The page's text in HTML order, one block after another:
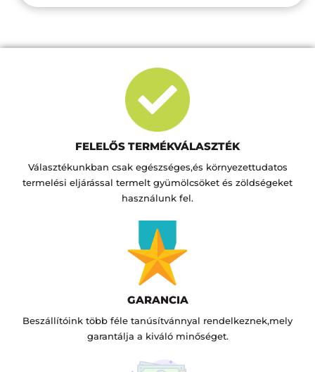
FELELŐS TERMÉKVÁLASZTÉK
Választékunkban csak egészséges,és környezettudatos
termelési eljárással termelt gyümölcsöket és zöldségeket
használunk fel.
GARANCIA
Beszállítóink több féle tanúsítvánnyal rendelkeznek,mely
garantálja a kiváló minőséget.